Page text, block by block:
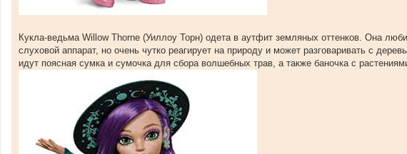
Кукла-ведьма Willow Thorne (Уиллоу Торн) одета в аутфит земляных оттенков. Она
слуховой аппарат, но очень чутко реагирует на природу и может разговаривать с
идут поясная сумка и сумочка для сбора волшебных трав, а также баночка с